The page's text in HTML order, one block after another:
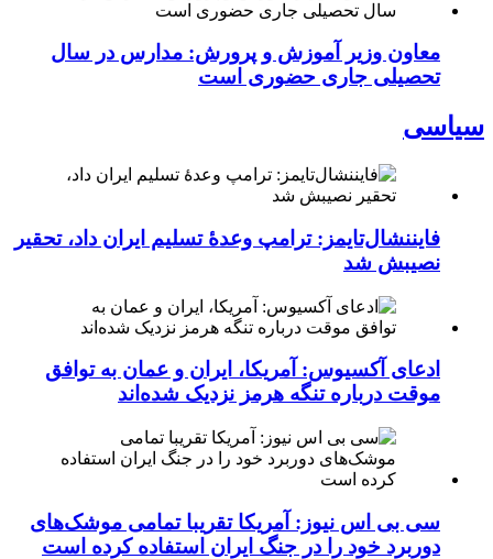
معاون وزیر آموزش و پرورش: مدارس در سال
تحصیلی جاری حضوری است
سیاسی
فایننشال‌تایمز: ترامپ وعدۀ تسلیم ایران داد، تحقیر
نصیبش شد
ادعای آکسیوس: آمریکا، ایران و عمان به توافق
موقت درباره تنگه هرمز نزدیک شده‌اند
سی بی اس نیوز: آمریکا تقریبا تمامی موشک‌های
دوربرد خود را در جنگ ایران استفاده کرده است